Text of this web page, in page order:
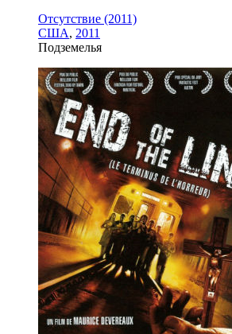
Отсутствие (2011)
США, 2011
Подземелья